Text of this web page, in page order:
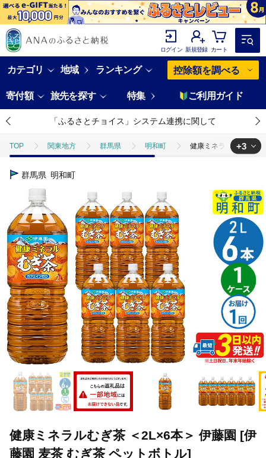
ログイン 新規登録 カート
カテゴリ 地域 ランキング 控除額を調べる
寄付額 旅先を探す 特集 ご利用ガイド
「ふるさとチョイス」システム連携に関して
TOP 関東地方 群馬県 明和町 健康ミネラルむぎ茶 ＜
TOP
飲料（酒以外） ソフトドリンク 健康ミネラルむぎ茶
TOP 飲料（酒以外） ソフトドリンク 健康ミネ
+3
群馬県 明和町
健康ミネラルむぎ茶 ＜2L×6本＞ 伊藤園 [伊
藤園 麦茶 むぎ茶 ペットボトル]